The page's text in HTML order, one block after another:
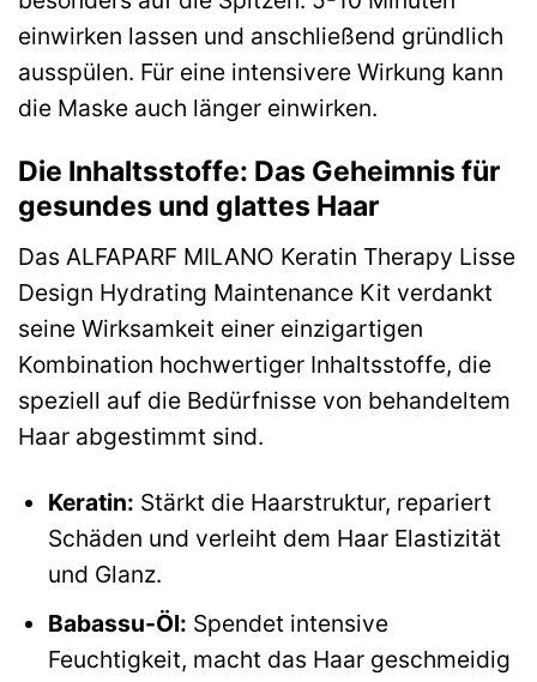
einwirken lassen und anschließend gründlich
ausspülen. Für eine intensivere Wirkung kann
die Maske auch länger einwirken.
Die Inhaltsstoffe: Das Geheimnis für
gesundes und glattes Haar
Das ALFAPARF MILANO Keratin Therapy Lisse
Design Hydrating Maintenance Kit verdankt
seine Wirksamkeit einer einzigartigen
Kombination hochwertiger Inhaltsstoffe, die
speziell auf die Bedürfnisse von behandeltem
Haar abgestimmt sind.
Keratin: Stärkt die Haarstruktur, repariert
Schäden und verleiht dem Haar Elastizität
und Glanz.
Babassu-Öl: Spendet intensive
Feuchtigkeit, macht das Haar geschmeidig